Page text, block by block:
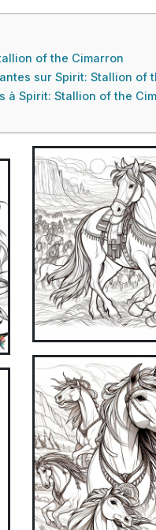
of the Cimarron
sur Spirit: Stallion of
à Spirit: Stallion of the